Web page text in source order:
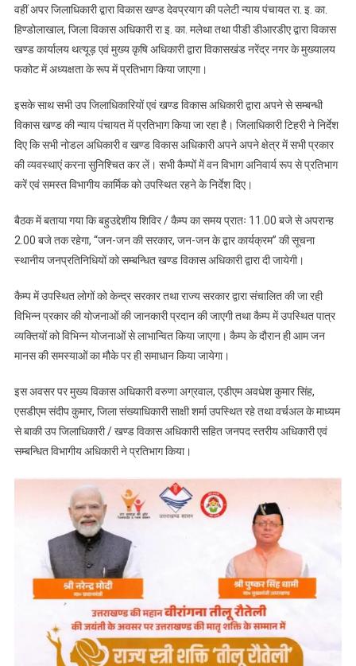
वहीं अपर जिलाधिकारी द्वारा विकास खण्ड देवप्रयाग की पलेटी न्याय पंचायत रा. इ. का.
हिण्डोलाखाल, जिला विकास अधिकारी रा इ. का. मलेथा तथा पीडी डीआरडीए द्वारा विकास
खण्ड कार्यालय थत्यूड़ एवं मुख्य कृषि अधिकारी द्वारा विकासखंड नरेंद्र नगर के मुख्यालय
फकोट में अध्यक्षता के रूप में प्रतिभाग किया जाएगा।
इसके साथ सभी उप जिलाधिकारियों एवं खण्ड विकास अधिकारी द्वारा अपने से सम्बन्धी
विकास खण्ड की न्याय पंचायत में प्रतिभाग किया जा रहा है। जिलाधिकारी टिहरी ने निर्देश
दिए कि सभी नोडल अधिकारी व खण्ड विकास अधिकारी अपने अपने क्षेत्र में सभी प्रकार
की व्यवस्थाएं करना सुनिश्चित कर लें। सभी कैम्पों में वन विभाग अनिवार्य रूप से प्रतिभाग
करें एवं समस्त विभागीय कार्मिक को उपस्थित रहने के निर्देश दिए।
बैठक में बताया गया कि बहुउद्देशीय शिविर / कैम्प का समय प्रातः 11.00 बजे से अपरान्ह
2.00 बजे तक रहेगा, “जन-जन की सरकार, जन-जन के द्वार कार्यक्रम” की सूचना
स्थानीय जनप्रतिनिधियों को सम्बन्धित खण्ड विकास अधिकारी द्वारा दी जायेगी।
कैम्प में उपस्थित लोगों को केन्द्र सरकार तथा राज्य सरकार द्वारा संचालित की जा रही
विभिन्न प्रकार की योजनाओं की जानकारी प्रदान की जाएगी तथा कैम्प में उपस्थित पात्र
व्यक्तियों को विभिन्न योजनाओं से लाभान्वित किया जाएगा। कैम्प के दौरान ही आम जन
मानस की समस्याओं का मौके पर ही समाधान किया जायेगा।
इस अवसर पर मुख्य विकास अधिकारी वरुणा अग्रवाल, एडीएम अवधेश कुमार सिंह,
एसडीएम संदीप कुमार, जिला संख्याधिकारी साक्षी शर्मा उपस्थित रहे तथा वर्चअल के माध्यम
से बाकी उप जिलाधिकारी / खण्ड विकास अधिकारी सहित जनपद स्तरीय अधिकारी एवं
सम्बन्धित विभागीय अधिकारी ने प्रतिभाग किया।